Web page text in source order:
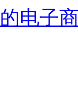
电子